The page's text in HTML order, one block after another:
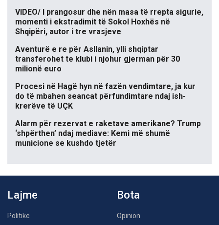
VIDEO/ I prangosur dhe nën masa të rrepta sigurie,
momenti i ekstradimit të Sokol Hoxhës në
Shqipëri, autor i tre vrasjeve
Aventurë e re për Asllanin, ylli shqiptar
transferohet te klubi i njohur gjerman për 30
milionë euro
Procesi në Hagë hyn në fazën vendimtare, ja kur
do të mbahen seancat përfundimtare ndaj ish-
krerëve të UÇK
Alarm për rezervat e raketave amerikane? Trump
‘shpërthen’ ndaj mediave: Kemi më shumë
municione se kushdo tjetër
Lajme
Politikë
Bota
Opinion